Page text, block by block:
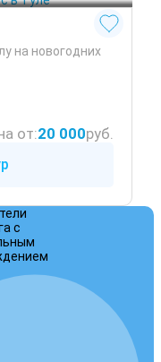
на новогодних
от:20 000руб.